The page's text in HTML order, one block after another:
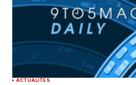
ACTUALITÉS